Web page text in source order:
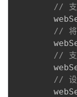
// 支
// 将
// 支
// 设